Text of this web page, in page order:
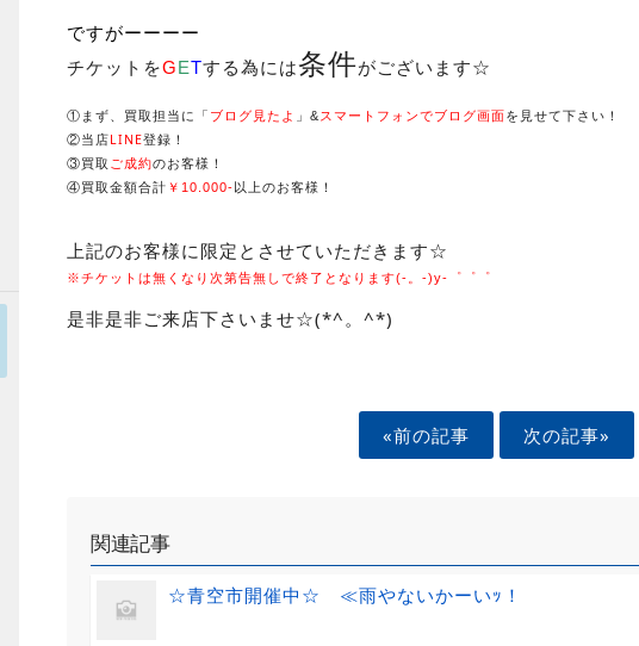
ですがーーーー
チケットをGETする為には条件がございます☆
①まず、買取担当に「 ブログ見たよ 」&スマートフォンでブログ画面を見せて下さい！
②当店LINE登録！
③買取 ご成約のお客様！
④買取金額合計 ￥10.000-以上のお客様！
上記のお客様に限定とさせていただきます☆
※チケットは無くなり次第告無しで終了となります(-。-)y-゜゜゜
是非是非ご来店下さいませ☆(*^。^*)
«前の記事 次の記事»
関連記事
☆青空市開催中☆ ≪雨やないかーいｯ！